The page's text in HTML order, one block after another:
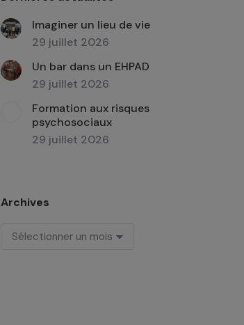
Imaginer un lieu de vie
29 juillet 2026
Un bar dans un EHPAD
29 juillet 2026
Formation aux risques
psychosociaux
29 juillet 2026
Archives
Archives